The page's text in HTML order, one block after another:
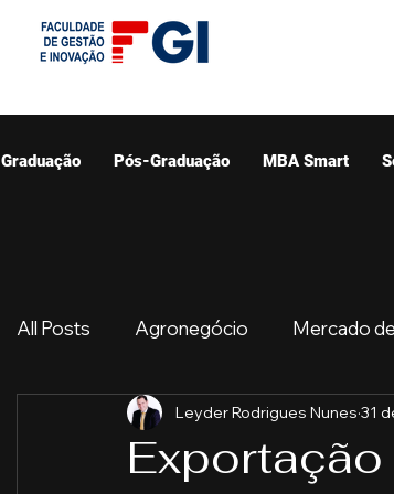
Graduação Pós-Graduação MBA Smart
All Posts Agronegócio Mercado
Graduação Resumo do Mercado
Leyder Rodrigues Nunes 31